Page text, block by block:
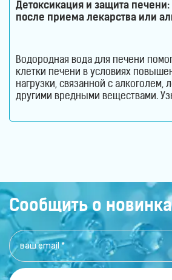
Детоксикация и защита
после приема лекарства или
Водородная вода для печени
клетки печени в условиях
нагрузки, связанной с алкоголем,
другими вредными веществами.
оксидативного стресса и защите
Сообщить о